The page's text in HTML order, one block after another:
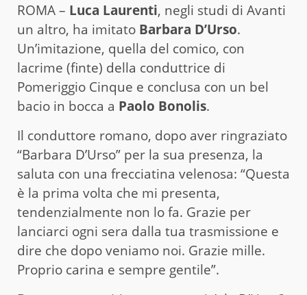
ROMA – Luca Laurenti, negli studi di Avanti
un altro, ha imitato Barbara D’Urso.
Un’imitazione, quella del comico, con
lacrime (finte) della conduttrice di
Pomeriggio Cinque e conclusa con un bel
bacio in bocca a Paolo Bonolis.
Il conduttore romano, dopo aver ringraziato
“Barbara D’Urso” per la sua presenza, la
saluta con una frecciatina velenosa: “Questa
è la prima volta che mi presenta,
tendenzialmente non lo fa. Grazie per
lanciarci ogni sera dalla tua trasmissione e
dire che dopo veniamo noi. Grazie mille.
Proprio carina e sempre gentile”.